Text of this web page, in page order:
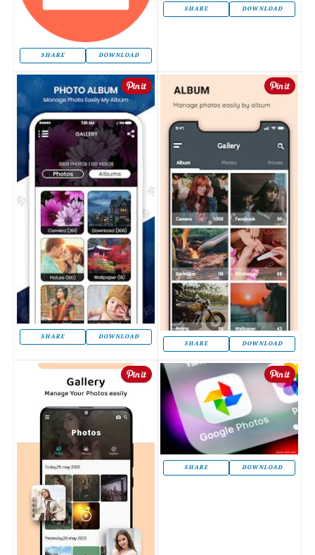
SHARE DOWNLOAD
SHARE DOWNLOAD
SHARE DOWNLOAD
SHARE DOWNLOAD
SHARE DOWNLOAD